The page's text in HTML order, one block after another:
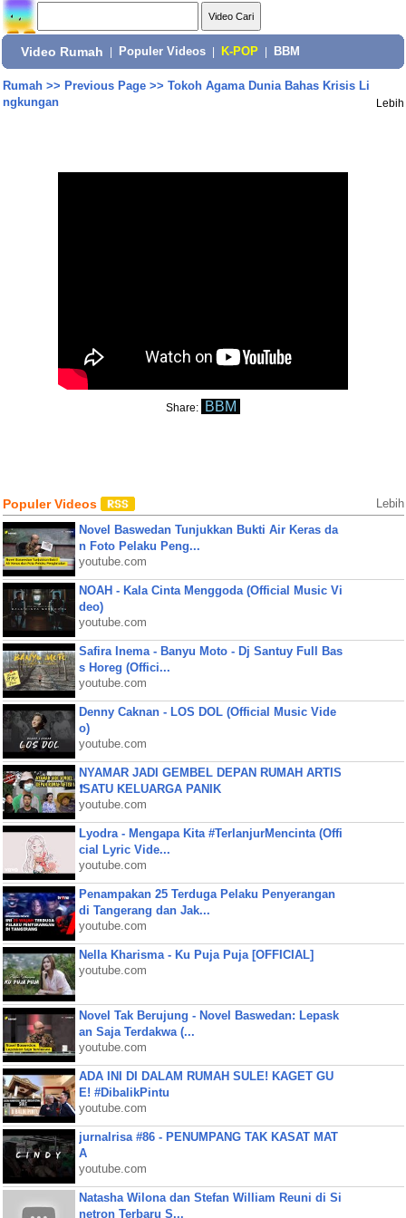
Video Rumah Populer Videos K-POP BBM
Rumah>> Previous Page>> Tokoh Agama Dunia Bahas Krisis Li
ngkungan
Lebih
Share: BBM
Populer Videos Lebih
Novel Baswedan Tunjukkan Bukti Air Keras da
n Foto Pelaku Peng...
youtube.com
NOAH - Kala Cinta Menggoda (Official Music Vi
deo)
youtube.com
Safira Inema - Banyu Moto - Dj Santuy Full Bas
s Horeg (Offici...
youtube.com
Denny Caknan - LOS DOL (Official Music Vide
o)
youtube.com
NYAMAR JADI GEMBEL DEPAN RUMAH ARTIS
❗SATU KELUARGA PANIK
youtube.com
Lyodra - Mengapa Kita #TerlanjurMencinta (Offi
cial Lyric Vide...
youtube.com
Penampakan 25 Terduga Pelaku Penyerangan
di Tangerang dan Jak...
youtube.com
Nella Kharisma - Ku Puja Puja [OFFICIAL]
youtube.com
Novel Tak Berujung - Novel Baswedan: Lepask
an Saja Terdakwa (...
youtube.com
ADA INI DI DALAM RUMAH SULE! KAGET GU
E! #DibalikPintu
youtube.com
jurnalrisa #86 - PENUMPANG TAK KASAT MAT
A
youtube.com
Natasha Wilona dan Stefan William Reuni di Si
netron Terbaru S...